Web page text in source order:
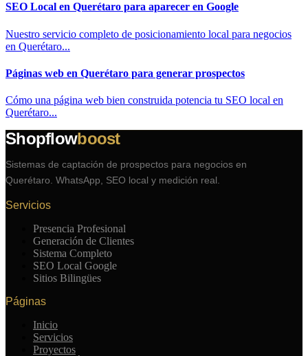
SEO Local en Querétaro para aparecer en Google
Nuestro servicio completo de posicionamiento local para negocios
en Querétaro...
Páginas web en Querétaro para generar prospectos
Cómo una página web bien construida potencia tu SEO local en
Querétaro...
Shopflowboost
Sistemas de captación de prospectos para negocios en
Querétaro. WhatsApp, SEO local y medición real.
Servicios
Presencia Profesional
Generación de Clientes
Sistema Completo
SEO Local Google
Sitios Bilingües
Páginas
Inicio
Servicios
Proyectos